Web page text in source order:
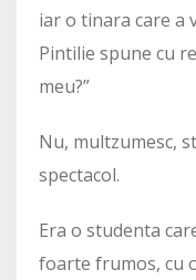
iar o tinara care a
Pintilie spune cu
meu?”
Nu, multzumesc,
spectacol.
Era o studenta
foarte frumos, cu